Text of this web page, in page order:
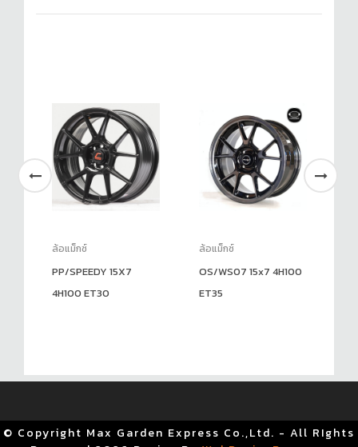
ล้อแม็กซ์
PP/SPEEDY 15X7
4H100 ET30
ล้อแม็กซ์
OS/WS07 15x7 4H100
ET35
© Copyright Max Garden Express Co.,Ltd. - All RIghts